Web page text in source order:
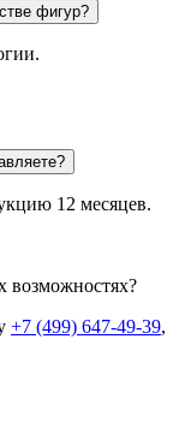
фигур?
12 месяцев.
возможностях?
+7 (499) 647-49-39,